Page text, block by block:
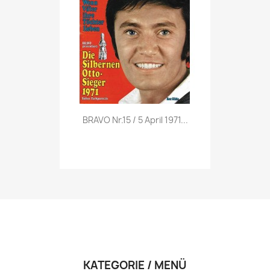
Vorschau
BRAVO Nr.15 / 5 April 1971...
KATEGORIE / MENÜ